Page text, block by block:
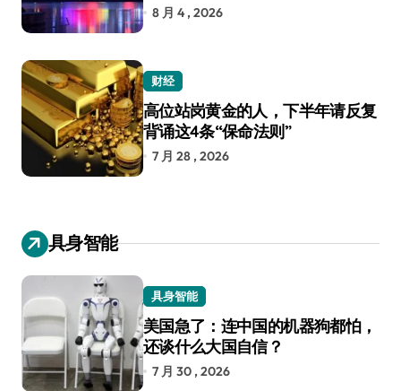
8 月 4 , 2026
财经
高位站岗黄金的人，下半年请反复
背诵这4条“保命法则”
7 月 28 , 2026
具身智能
具身智能
美国急了：连中国的机器狗都怕，
还谈什么大国自信？
7 月 30 , 2026